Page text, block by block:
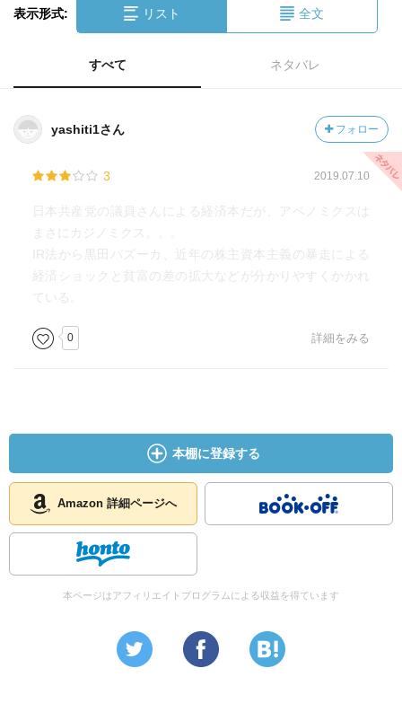
表示形式: リスト 全文
すべて ネタバレ
yashiti1さん フォロー
3 2019.07.10
日本共産党の議員さんによる経済本だが、アベノミクスは
まさにカジノミクス。。。
IR法から黒田バズーカ、近年の株主資本主義の暴走による
経済ショックと貧富の差の拡大などが分かりやすくかかれ
ている。
0 詳細をみる
本棚に登録する
Amazon 詳細ページへ
本ページはアフィリエイトプログラムによる収益を得ています